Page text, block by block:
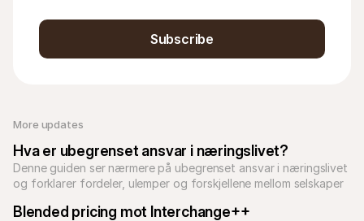
More updates
Hva er ubegrenset ansvar i næringslivet?
Denne guiden ser nærmere på ubegrenset ansvar i næringslivet
og forklarer fordeler, ulemper og forskjellene mellom selskaper
Blended pricing mot Interchange++
Subscribe